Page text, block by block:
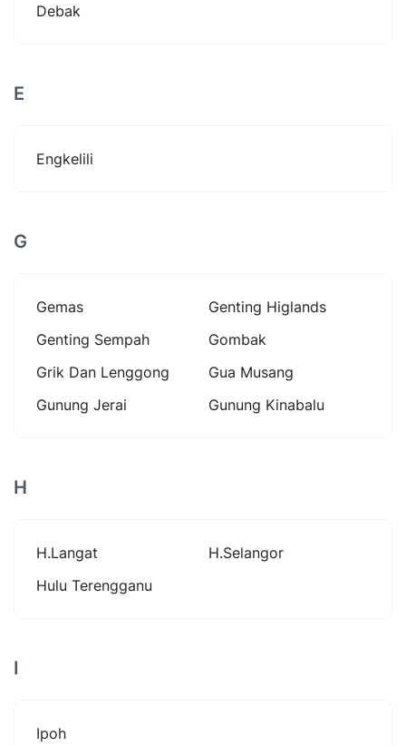
Debak
E
Engkelili
G
Gemas
Genting Higlands
Genting Sempah
Gombak
Grik Dan Lenggong
Gua Musang
Gunung Jerai
Gunung Kinabalu
H
H.langat
H.selangor
Hulu Terengganu
I
Ipoh